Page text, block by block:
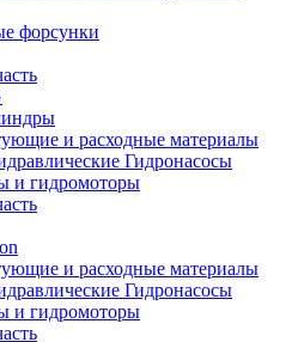
форсунки
и расходные материалы
Гидронасосы
и гидромоторы
и расходные материалы
Гидронасосы
и гидромоторы